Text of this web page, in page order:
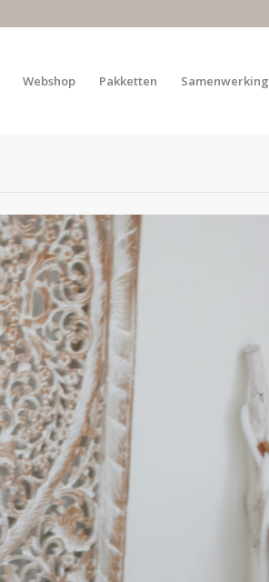
Webshop Pakketten Samenwerking